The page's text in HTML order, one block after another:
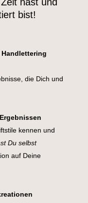
bist!
die Dich und
kennen und
Du selbst
auf Deine